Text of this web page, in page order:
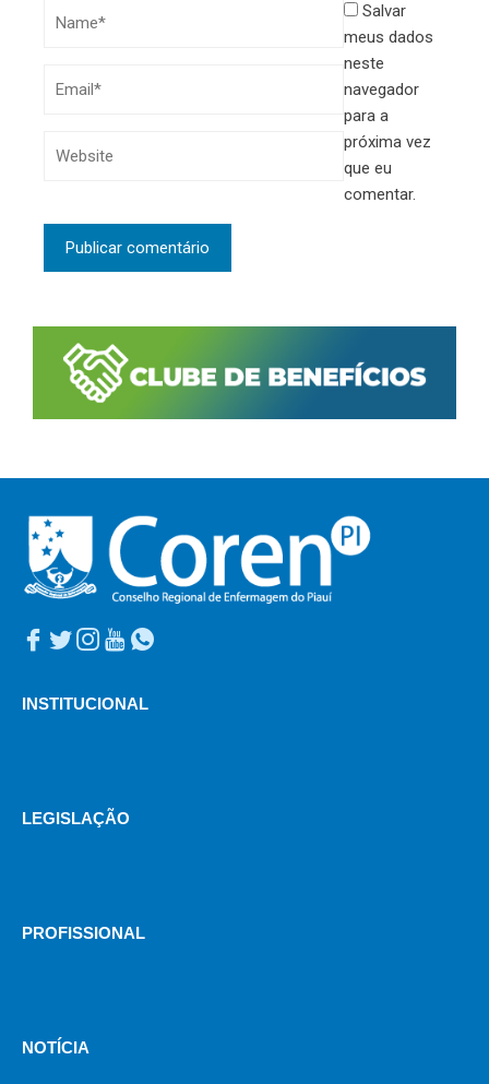
Salvar
meus dados
neste
navegador
para a
próxima vez
que eu
comentar.
INSTITUCIONAL
LEGISLAÇÃO
PROFISSIONAL
NOTÍCIA